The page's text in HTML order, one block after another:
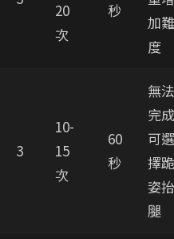
20
次
秒
加難
度
3
10-
15
次
60
秒
無法
完成
可選
擇跪
姿抬
腿